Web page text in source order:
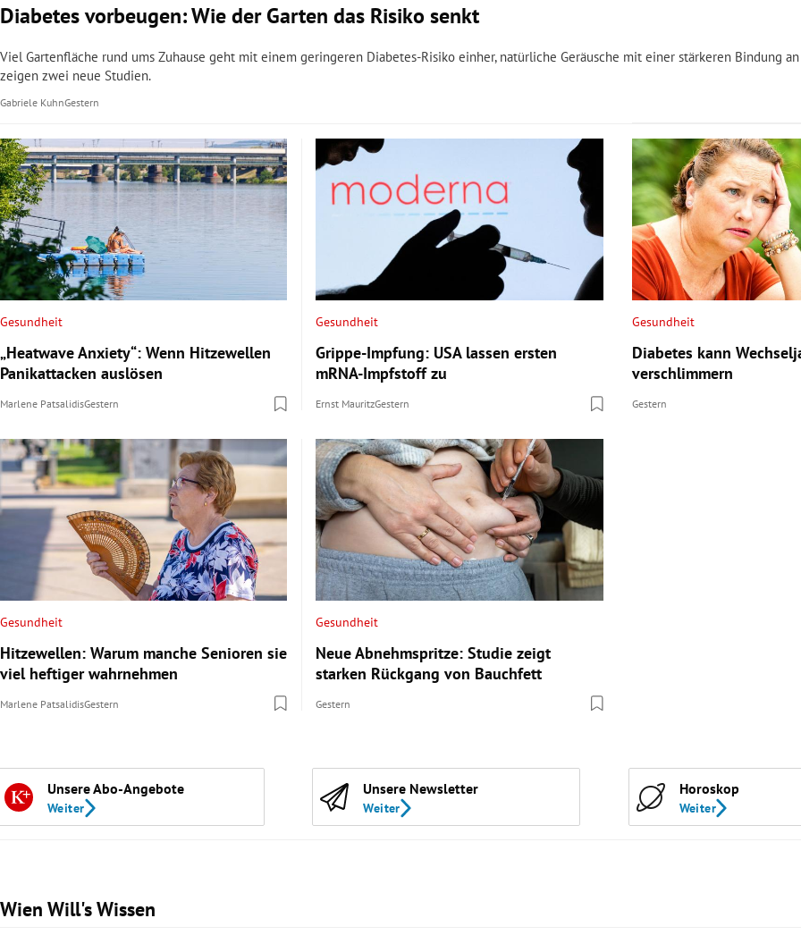
Diabetes vorbeugen: Wie der Garten das Risiko senkt
Viel Gartenfläche rund ums Zuhause geht mit einem geringeren Diabetes-Risiko einher, natürliche Geräusche mit einer stärkeren Bindung
zeigen zwei neue Studien.
Gabriele KuhnGestern
Gesundheit
„Heatwave Anxiety“: Wenn Hitzewellen
Panikattacken auslösen
Marlene PatsalidisGestern
Gesundheit
Grippe-Impfung: USA lassen ersten
mRNA-Impfstoff zu
Ernst MauritzGestern
Gesundheit
Diabetes kann
verschlimmern
Gestern
Gesundheit
Hitzewellen: Warum manche Senioren sie
viel heftiger wahrnehmen
Marlene PatsalidisGestern
Gesundheit
Neue Abnehmspritze: Studie zeigt
starken Rückgang von Bauchfett
Gestern
Unsere Abo-Angebote
Weiter
Unsere Newsletter
Weiter
Horoskop
Weiter
Wien Will's Wissen
Slide 1 von 47